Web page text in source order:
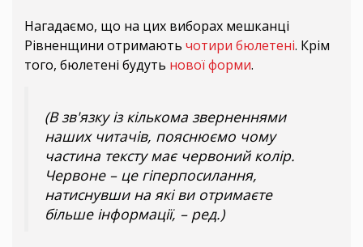
Нагадаємо, що на цих виборах мешканці
Рівненщини отримають чотири бюлетені. Крім
того, бюлетені будуть нової форми.
(В зв'язку із кількома зверненнями
наших читачів, пояснюємо чому
частина тексту має червоний колір.
Червоне – це гіперпосилання,
натиснувши на які ви отримаєте
більше інформації, – ред.)